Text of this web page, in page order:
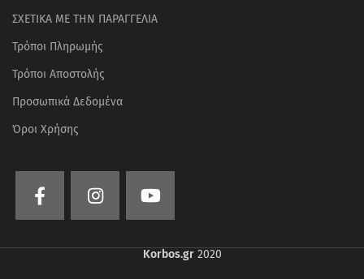
ΣΧΕΤΙΚΑ ΜΕ ΤΗΝ ΠΑΡΑΓΓΕΛΙΑ
Τρόποι Πληρωμής
Τρόποι Αποστολής
Προσωπικά Δεδομένα
Όροι Χρήσης
Korbos.gr2020